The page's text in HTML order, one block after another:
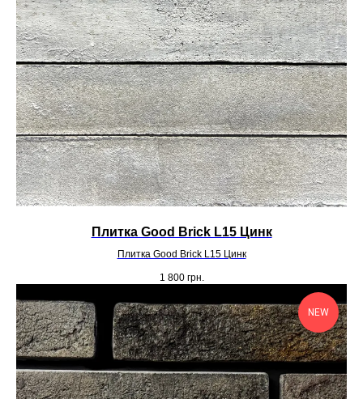
Плитка Good Brick L15 Цинк
Плитка Good Brick L15 Цинк
1 800 грн.
NEW